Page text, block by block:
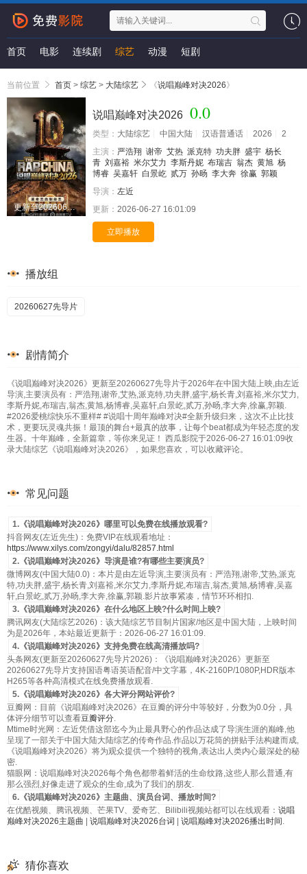
首页 电影 连续剧 综艺 动漫 短剧
当前位置 首页 > 综艺 > 大陆综艺 《说唱巅峰对决2026》
更新至20260627先导片
说唱巅峰对决2026 0.0
类型： 大陆综艺 中国大陆 汉语普通话 2026
2
主演： 严浩翔 谢帝 艾热 派克特 功夫胖 盛宇 杨长
青 刘嘉裕 米尔艾力 李斯丹妮 布瑞吉 翁杰 黄旭 杨
博睿 吴嘉轩 白景屹 贰万 孙旸 李大奔 徐赢 郭颖
导演： 左近
更新： 2026-06-27 16:01:09
立即播放
播放组
20260627先导片
剧情简介
《说唱巅峰对决2026》更新至20260627先导片于2026年在中国大陆上映,由左近
导演,主要演员有：严浩翔,谢帝,艾热,派克特,功夫胖,盛宇,杨长青,刘嘉裕,米尔艾力,
李斯丹妮,布瑞吉,翁杰,黄旭,杨博睿,吴嘉轩,白景屹,贰万,孙旸,李大奔,徐赢,郭颖.
#2026爱桃综快乐不重样# #说唱十周年巅峰对决#全新升级归来，这次不止比技
术，更要玩灵魂共振！最顶的舞台+最真的故事，让每个beat都成为年轻态度的发
生器。十年巅峰，全新篇章，等你来见证！ 西瓜影院于2026-06-27 16:01:09收
录大陆综艺《说唱巅峰对决2026》，如果您喜欢，可以收藏评论。
常见问题
1.《说唱巅峰对决2026》哪里可以免费在线播放观看?
抖音网友(左近先生)：免费VIP在线观看地址：
https://www.xilys.com/zongyi/dalu/82857.html
2.《说唱巅峰对决2026》导演是谁?有哪些主要演员?
微博网友(中国大陆0.0)：本片是由左近导演,主要演员有：严浩翔,谢帝,艾热,派克
特,功夫胖,盛宇,杨长青,刘嘉裕,米尔艾力,李斯丹妮,布瑞吉,翁杰,黄旭,杨博睿,吴嘉
轩,白景屹,贰万,孙旸,李大奔,徐赢,郭颖.影片故事紧凑，情节环环相扣.
3.《说唱巅峰对决2026》在什么地区上映?什么时间上映?
腾讯网友(大陆综艺2026)：该大陆综艺节目制片国家/地区是中国大陆，上映时间
为是2026年，本站最近更新于：2026-06-27 16:01:09.
4.《说唱巅峰对决2026》支持免费在线高清播放吗?
头条网友(更新至20260627先导片2026)：《说唱巅峰对决2026》更新至
20260627先导片支持国语粤语英语配音/中文字幕，4K-2160P/1080P,HDR版本
H265等各种高清模式在线免费播放观看.
5.《说唱巅峰对决2026》各大评分网站评价?
豆瓣网：目前《说唱巅峰对决2026》在豆瓣的评分中等较好，分数为0.0分，具
体评分细节可以查看豆瓣评分.
Mtime时光网：左近凭借这部迄今为止最具野心的作品达成了导演生涯的巅峰,他
呈现了一部关于中国大陆大陆综艺的传奇作品.作品以万花筒的拼贴手法构建而成,
《说唱巅峰对决2026》将为观众提供一个独特的视角,表达出人类内心最深处的秘
密.
猫眼网：说唱巅峰对决2026每个角色都带着鲜活的生命纹路,这些人那么普通,有
那么强烈,好像走进了观众的生命,成为了我们的朋友.
6.《说唱巅峰对决2026》主题曲、演员台词、播放时间?
在优酷视频、腾讯视频、芒果TV、爱奇艺、Bilibili视频站都可以在线观看： 说唱
巅峰对决2026主题曲
说唱巅峰对决2026台词 说唱巅峰对决2026播出时间 .
猜你喜欢